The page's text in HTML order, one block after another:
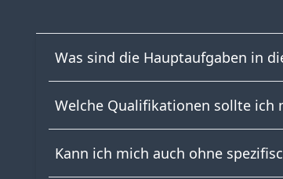
Was sind die Hauptaufgaben in
Welche Qualifikationen sollte ich
Kann ich mich auch ohne